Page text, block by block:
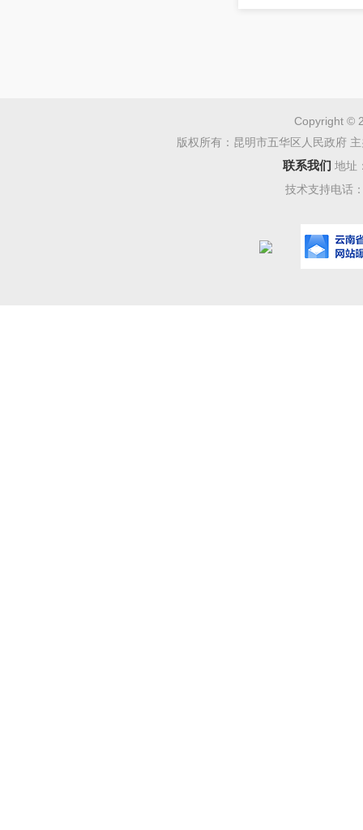
5. 若
供相关佐
以上
五、
Copyright ©
版权所有：昆明市五华区人民政府
联系我们 地址
技术支持电话